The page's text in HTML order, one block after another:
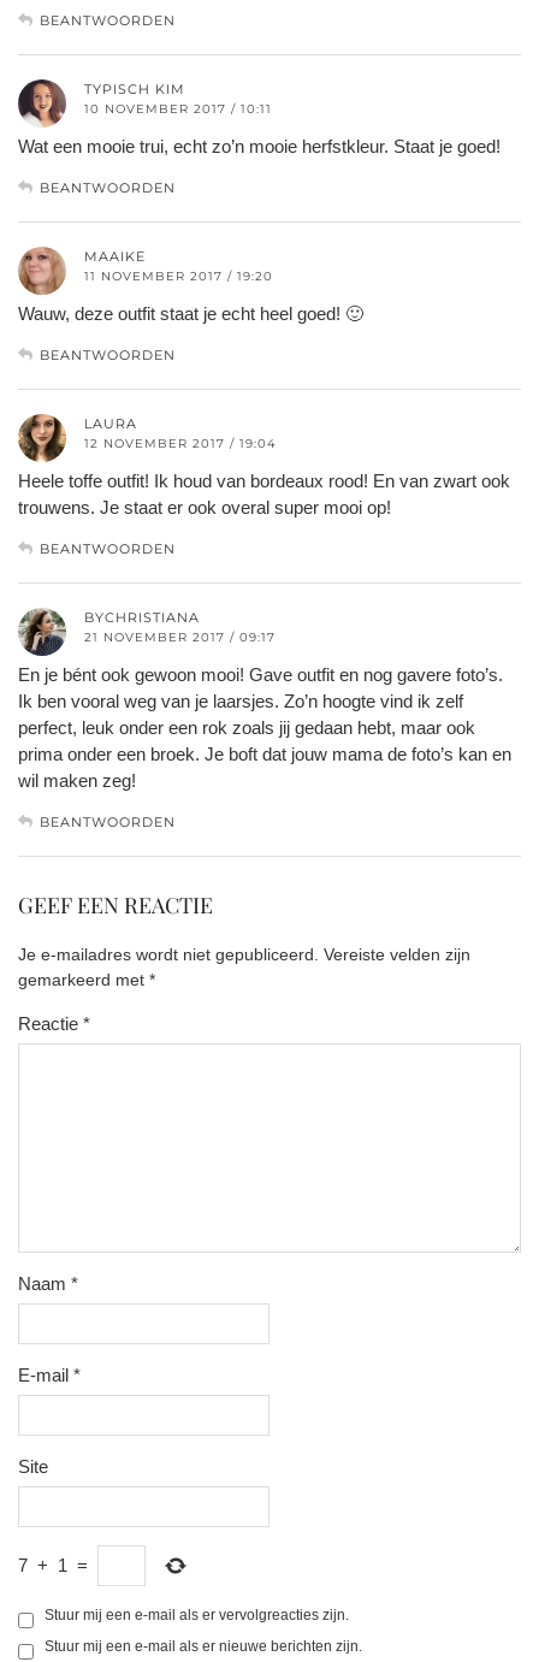
BEANTWOORDEN
TYPISCH KIM
10 NOVEMBER 2017 / 10:11
Wat een mooie trui, echt zo’n mooie herfstkleur. Staat je goed!
BEANTWOORDEN
MAAIKE
11 NOVEMBER 2017 / 19:20
Wauw, deze outfit staat je echt heel goed! 🙂
BEANTWOORDEN
LAURA
12 NOVEMBER 2017 / 19:04
Heele toffe outfit! Ik houd van bordeaux rood! En van zwart ook
trouwens. Je staat er ook overal super mooi op!
BEANTWOORDEN
BYCHRISTIANA
21 NOVEMBER 2017 / 09:17
En je bént ook gewoon mooi! Gave outfit en nog gavere foto’s.
Ik ben vooral weg van je laarsjes. Zo’n hoogte vind ik zelf
perfect, leuk onder een rok zoals jij gedaan hebt, maar ook
prima onder een broek. Je boft dat jouw mama de foto’s kan en
wil maken zeg!
BEANTWOORDEN
GEEF EEN REACTIE
Je e-mailadres wordt niet gepubliceerd. Vereiste velden zijn
gemarkeerd met *
Reactie *
Naam *
E-mail *
Site
7 + 1 =
Stuur mij een e-mail als er vervolgreacties zijn.
Stuur mij een e-mail als er nieuwe berichten zijn.